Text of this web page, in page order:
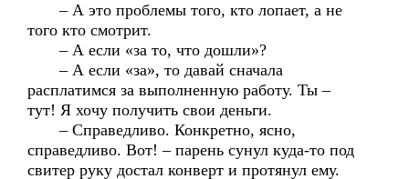
– А это проблемы того, кто лопает, а не
того кто смотрит.
– А если «за то, что дошли»?
– А если «за», то давай сначала
расплатимся за выполненную работу. Ты –
тут! Я хочу получить свои деньги.
– Справедливо. Конкретно, ясно,
справедливо. Вот! – парень сунул куда-то под
свитер руку достал конверт и протянул ему.